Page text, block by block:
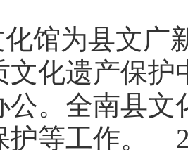
馆为县文广
文化遗产保
公。全南县
护等工作。